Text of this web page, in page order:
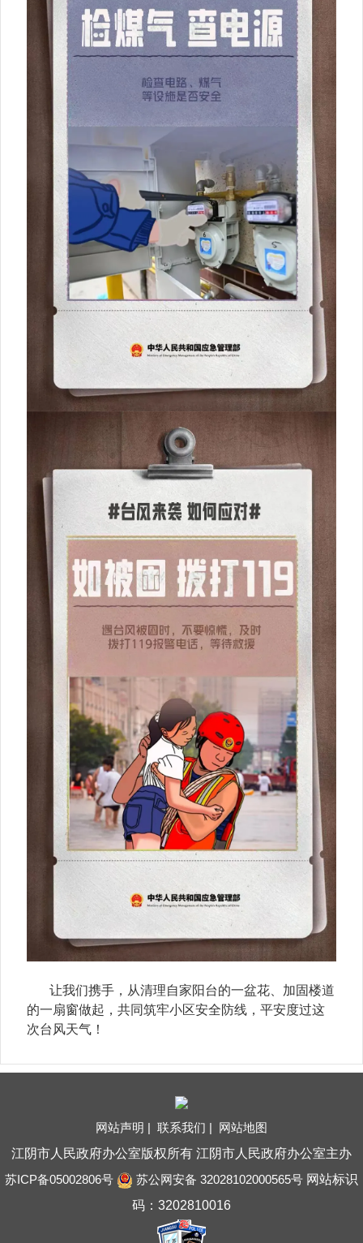
让我们携手，从清理自家阳台的一盆花、加固楼道
的一扇窗做起，共同筑牢小区安全防线，平安度过这
次台风天气！
网站声明 | 联系我们 | 网站地图
江阴市人民政府办公室版权所有 江阴市人民政府办公室主办
苏ICP备05002806号
苏公网安备 32028102000565号网站标识
码：3202810016